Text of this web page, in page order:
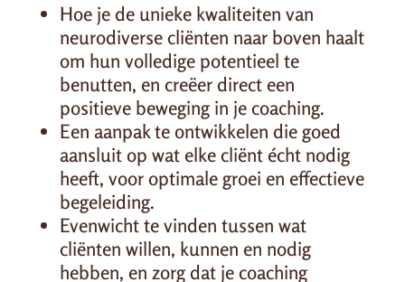
Hoe je de unieke kwaliteiten van
neurodiverse cliënten naar boven haalt
om hun volledige potentieel te
benutten, en creëer direct een
positieve beweging in je coaching.
Een aanpak te ontwikkelen die goed
aansluit op wat elke cliënt écht nodig
heeft, voor optimale groei en effectieve
begeleiding.
Evenwicht te vinden tussen wat
cliënten willen, kunnen en nodig
hebben, en zorg dat je coaching